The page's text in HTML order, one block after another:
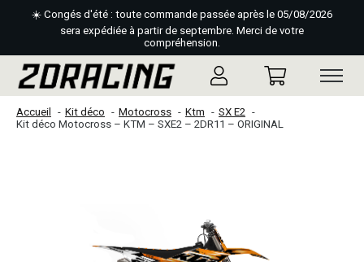
☀️ Congés d'été : toute commande passée après le 05/08/2026
sera expédiée à partir de septembre. Merci de votre
compréhension.
Accueil Kit déco Motocross Ktm
SX E2
Kit déco Motocross – KTM – SXE2 – 2DR11 – ORIGINAL